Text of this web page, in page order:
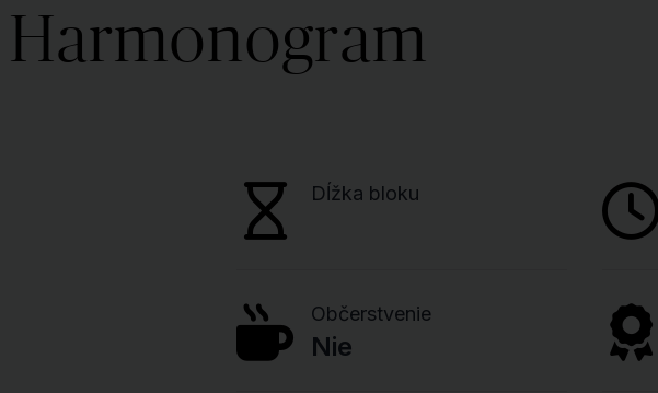
Harmonogram
Dĺžka bloku
Občerstvenie
Nie